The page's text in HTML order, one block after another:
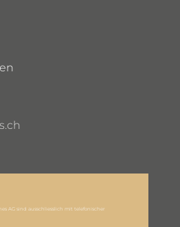
AG sind ausschliesslich mit telefonischer